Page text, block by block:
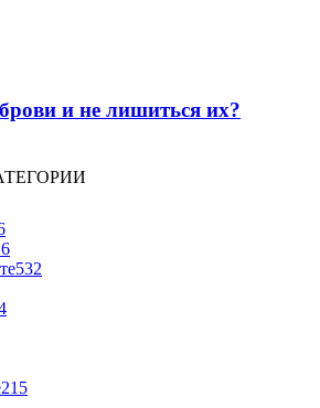
и не лишиться их?
532
215